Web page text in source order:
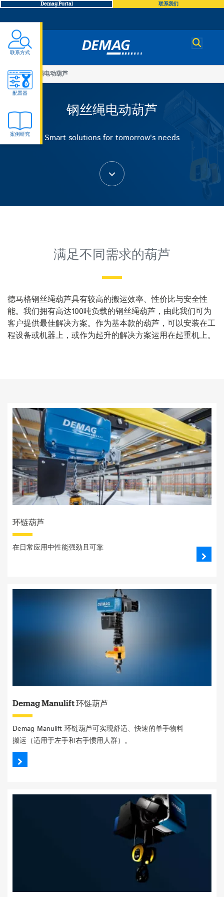
Demag Portal 联系我们
Demag
You
are
here
钢丝绳电动葫芦
联系方式
配置器
案例研究
钢
丝
绳
钢丝绳电动葫芦
Smart solutions for tomorrow's needs
满足不同需求的葫芦
德马格钢丝绳葫芦具有较高的搬运效率、性价比与安全性
能。我们拥有高达100吨负载的钢丝绳葫芦，由此我们可为
客户提供最佳解决方案。作为基本款的葫芦，可以安装在工
程设备或机器上，或作为起升的解决方案运用在起重机上。
环链葫芦
在日常应用中性能强劲且可靠
Demag Manulift 环链葫芦
Demag Manulift 环链葫芦可实现舒适、快速的单手物料
搬运（适用于左手和右手惯用人群）。